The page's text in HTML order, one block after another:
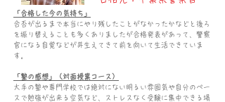
「合格した今の気持ち」
合否が出るまで本当にやり残したことがなかったかなどと後ろ
を振り替えることも多くありましたが合格発表があって、警察
官になる自覚などが芽生えてきて前を向いて生活できていま
す。
「塾の感想」（対面授業コース）
大手の塾や専門学校では絶対にない明るい雰囲気や自分のペー
スで勉強が出来る空気など、ストレスなく受験に集中できる場